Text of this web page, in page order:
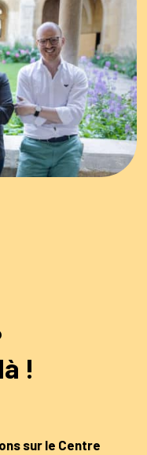
!
sur le Centre